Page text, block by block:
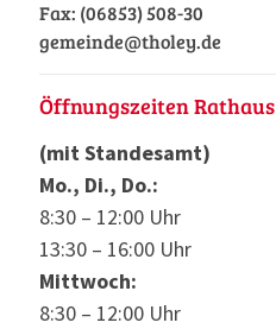
Fax: (06853) 508-30
gemeinde@tholey.de
Öffnungszeiten Rathaus
(mit Standesamt)
Mo., Di., Do.:
8:30 – 12:00 Uhr
13:30 – 16:00 Uhr
Mittwoch:
8:30 – 12:00 Uhr